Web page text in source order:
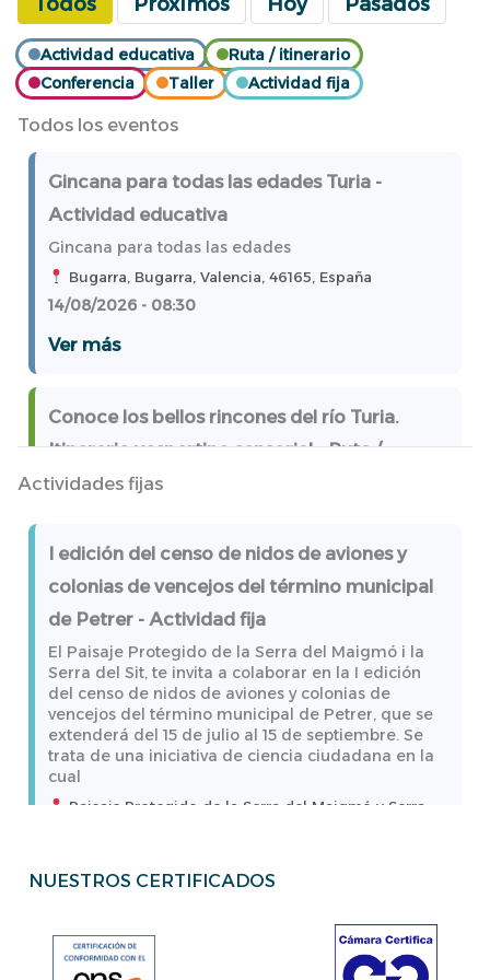
Actividad educativa
Ruta / itinerario
Conferencia
Taller Actividad fija
Todos los eventos
Gincana para todas las edades Turia -
Actividad educativa
Gincana para todas las edades
Bugarra, Bugarra, Valencia, 46165, España
14/08/2026 - 08:30
Ver más
Conoce los bellos rincones del río Turia.
Itinerario vespertino sensorial - Ruta /
itinerario
Chulilla, Chulilla, Valencia, 46167, España
21/08/2026 - 19:30
Ver más
Conoce el proyecto de reintroducción del
águila pescadora - Conferencia
l Parque Natural del Marjal de Pego-Oliva os invita
dedicada a conocer el proyecto de reintroducción
Parc Natural de la Marjal de Pego-Oliva, Alicante-
Valencia
22/08/2026
Actividades fijas
I edición del censo de nidos de aviones y
colonias de vencejos del término municipal
de Petrer - Actividad fija
El Paisaje Protegido de la Serra del Maigmó i la
Serra del Sit, te invita a colaborar en la I edición
del censo de nidos de aviones y colonias de
vencejos del término municipal de Petrer, que se
extenderá del 15 de julio al 15 de septiembre. Se
trata de una iniciativa de ciencia ciudadana en la
cual
Paisaje Protegido de la Serra del Maigmó y Serra
RUTAS GUIADAS A LA MARJAL DELS
MOROS - Actividad fija
NUESTROS CERTIFICADOS